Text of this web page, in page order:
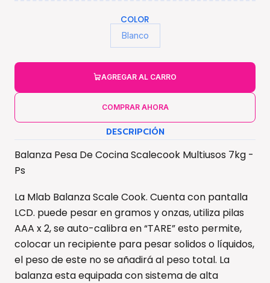
COLOR
Blanco
AGREGAR AL CARRO
COMPRAR AHORA
DESCRIPCIÓN
Balanza Pesa De Cocina Scalecook Multiusos 7kg -
Ps
La Mlab Balanza Scale Cook. Cuenta con pantalla
LCD. puede pesar en gramos y onzas, utiliza pilas
AAA x 2, se auto-calibra en “TARE” esto permite,
colocar un recipiente para pesar solidos o líquidos,
el peso de este no se añadirá al peso total. La
balanza esta equipada con sistema de alta